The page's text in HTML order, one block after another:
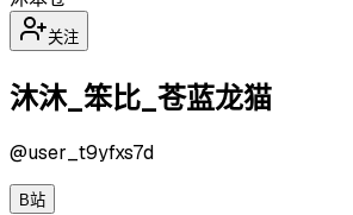
关注
沐沐_笨比_苍蓝龙猫
@user_t9yfxs7d
B站